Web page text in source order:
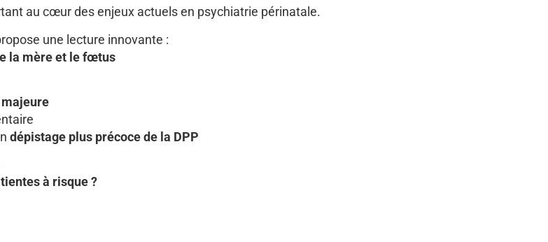
au cœur des enjeux actuels en psychiatrie périnatale.
une lecture innovante :
la mère et le fœtus
dépistage plus précoce de la DPP
à risque ?